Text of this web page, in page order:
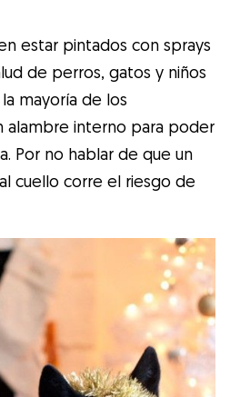
estar pintados con sprays
de perros, gatos y niños
mayoría de los
alambre interno para poder
Por no hablar de que un
cuello corre el riesgo de